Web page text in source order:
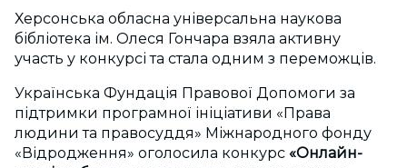
Херсонська обласна універсальна наукова
бібліотека ім. Олеся Гончара взяла активну
участь у конкурсі та стала одним з переможців.
Українська Фундація Правової Допомоги за
підтримки програмної ініціативи «Права
людини та правосуддя» Міжнародного фонду
«Відродження» оголосила конкурс «Онлайн-